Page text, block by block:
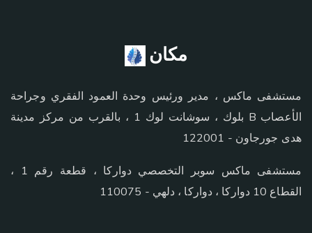
مكان
مستشفى ماكس ، مدير ورئيس وحدة العمود الفقري وجراحة
الأعصاب B بلوك ، سوشانت لوك 1 ، بالقرب من مركز مدينة
هدى جورجاون - 122001
مستشفى ماكس سوبر التخصصي دواركا ، قطعة رقم 1 ،
القطاع 10 دواركا ، دواركا ، دلهي - 110075